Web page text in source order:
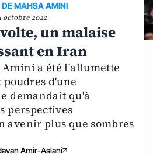
DE MAHSA AMINI
octobre 2022
un malaise
en Iran
Amini a été l'allumette
d'une
demandait qu'à
perspectives
avenir plus que sombres
Amir-Aslani